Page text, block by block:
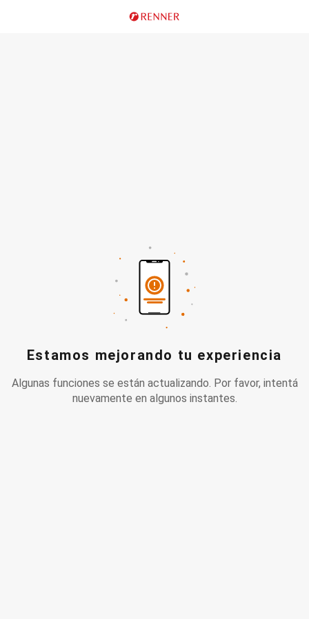
Estamos mejorando tu experiencia
Algunas funciones se están actualizando. Por favor, intentá
nuevamente en algunos instantes.